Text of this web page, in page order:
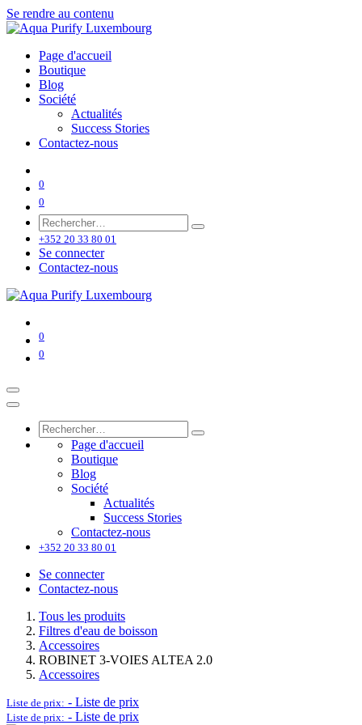
Se rendre au contenu
Page d'accueil
Boutique
Blog
Société
Actualités
Success Stories
Contactez-nous
0
0
+352 20 33 80 01
Se connecter
Contactez-nous
0
0
Page d'accueil
Boutique
Blog
Société
Actualités
Success Stories
Contactez-nous
+352 20 33 80 01
Se connecter
Contactez-nous
Tous les produits
Filtres d'eau de boisson
Accessoires
ROBINET 3-VOIES ALTEA 2.0
Accessoires
Liste de prix: - Liste de prix
Liste de prix: - Liste de prix